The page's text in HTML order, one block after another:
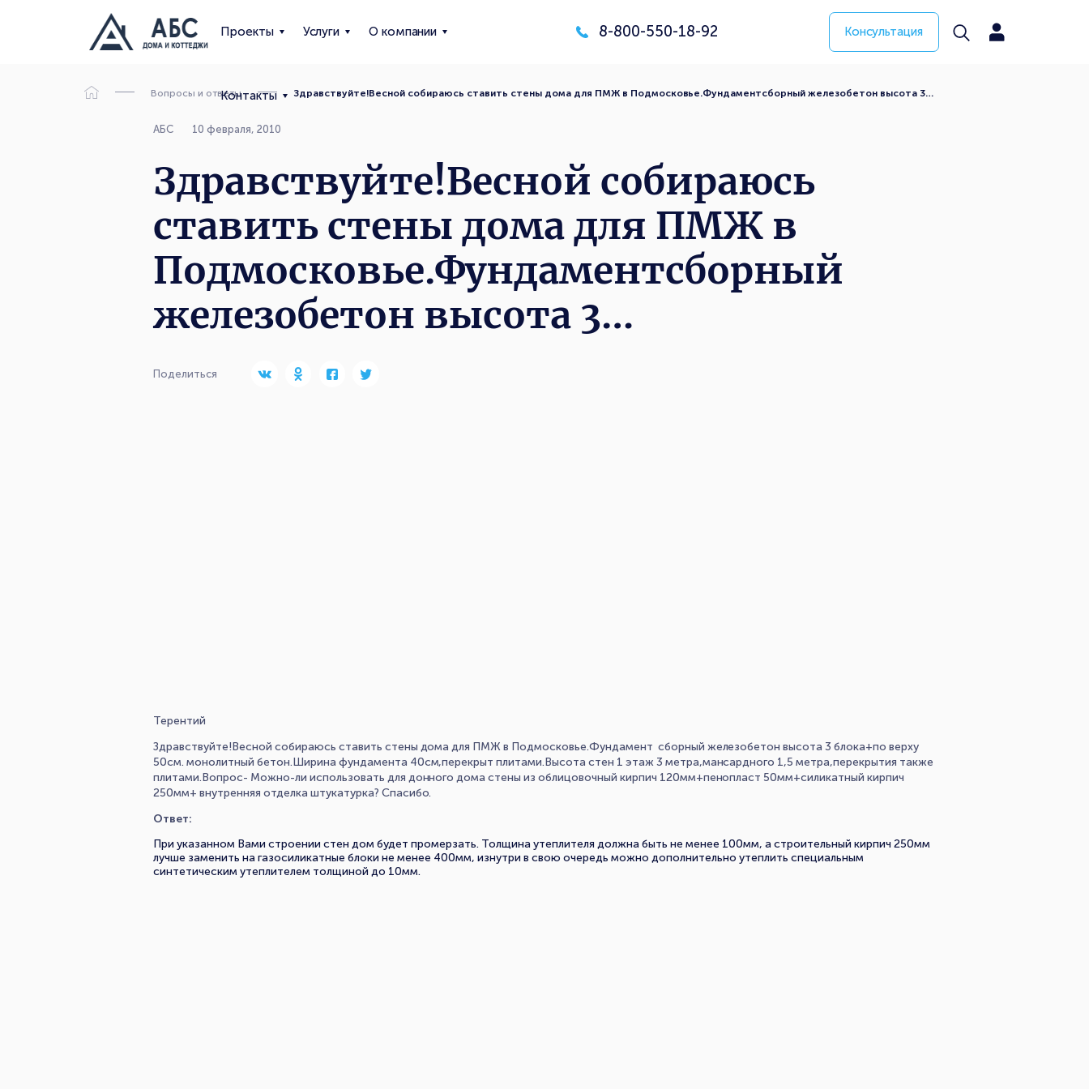
Проекты Услуги О компании
Контакты
8-800-550-18-92 Консультация
Вопросы и ответы Здравствуйте!Весной собираюсь ставить стены дома для ПМЖ в Подмосковье.Фундаментсборный железобетон высота 3…
АБС 10 февраля, 2010
Здравствуйте!Весной собираюсь
ставить стены дома для ПМЖ в
Подмосковье.Фундаментсборный
железобетон высота 3…
Поделиться
Терентий
Здравствуйте!Весной собираюсь ставить стены дома для ПМЖ в Подмосковье.Фундамент сборный железобетон высота 3 блока+по верху
50см. монолитный бетон.Ширина фундамента 40см,перекрыт плитами.Высота стен 1 этаж 3 метра,мансардного 1,5 метра,перекрытия также
плитами.Вопрос- Можно-ли использовать для донного дома стены из облицовочный кирпич 120мм+пенопласт 50мм+силикатный кирпич
250мм+ внутренняя отделка штукатурка? Спасибо.
Ответ:
При указанном Вами строении стен дом будет промерзать. Толщина утеплителя должна быть не менее 100мм, а строительный кирпич 250мм
лучше заменить на газосиликатные блоки не менее 400мм, изнутри в свою очередь можно дополнительно утеплить специальным
синтетическим утеплителем толщиной до 10мм.